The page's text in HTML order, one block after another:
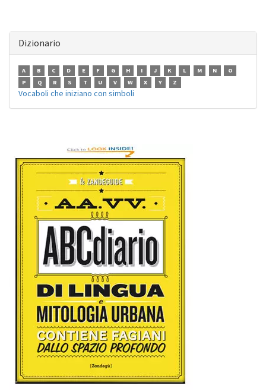
Dizionario
A B C D E F G H I J K L M N
O
P
Q R S T U V W X Y Z
Vocaboli che iniziano con simboli